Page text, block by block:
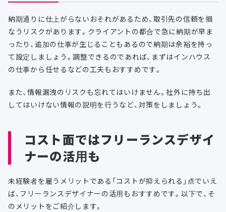
納期通りに仕上がらないおそれがあるため、取引先の信頼を損
なうリスクがあります。クライアントの都合で急に納期が早ま
ったり、追加の仕事が生じることもあるので納期は余裕を持っ
て設定しましょう。調整できるのであれば、まずはインハウス
の仕事から任せるなどの工夫もおすすめです。
また、情報漏洩のリスクも忘れてはいけません。社外に持ち出
してはいけない情報の説明を行うなど、対策をしましょう。
コスト面ではフリーランスデザイ
ナーの活用も
未経験者を雇うメリットである「コストが抑えられる」点でいえ
ば、フリーランスデザイナーの活用もおすすめです。以下で、そ
のメリットをご紹介します。